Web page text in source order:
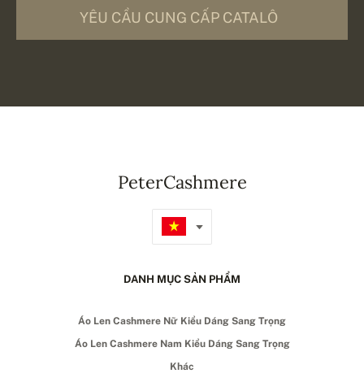
YÊU CẦU CUNG CẤP CATALÔ
PeterCashmere
DANH MỤC SẢN PHẨM
Áo Len Cashmere Nữ Kiểu Dáng Sang Trọng
Áo Len Cashmere Nam Kiểu Dáng Sang Trọng
Khác